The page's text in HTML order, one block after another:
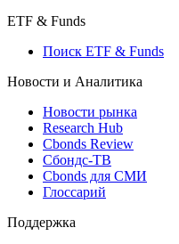
ETF & Funds
Поиск ETF & Funds
Новости и Аналитика
Новости рынка
Research Hub
Cbonds Review
Сбондс-ТВ
Cbonds для СМИ
Глоссарий
Поддержка